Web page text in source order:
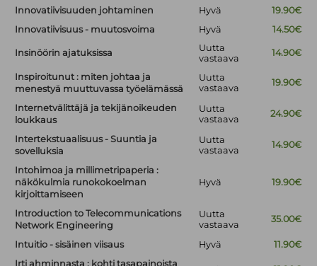
Innovatiivisuuden johtaminen Hyvä
19.90€
Innovatiivisuus - muutosvoima
Hyvä 14.50€
Insinöörin ajatuksissa
Uutta
vastaava
14.90€
Inspiroitunut : miten johtaa ja
menestyä muuttuvassa työelämässä
Uutta
vastaava
19.90€
Internetvälittäjä ja tekijänoikeuden
loukkaus
Uutta
vastaava
24.90€
Intertekstuaalisuus - Suuntia ja
sovelluksia
Uutta
vastaava
14.90€
Intohimoa ja millimetripaperia :
näkökulmia runokokoelman
kirjoittamiseen
Hyvä 19.90€
Introduction to Telecommunications
Network Engineering
Uutta
vastaava
35.00€
Intuitio - sisäinen viisaus Hyvä
11.90€
Irti ahminnasta : kohti tasapainoista